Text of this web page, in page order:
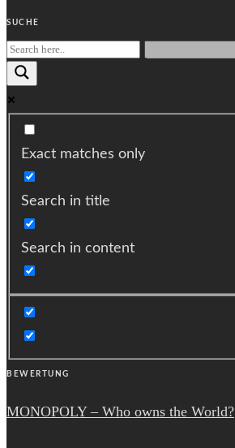
SUCHE
Exact matches only
Search in title
Search in content
BEWERTUNG
MONOPOLY – Who owns the World?